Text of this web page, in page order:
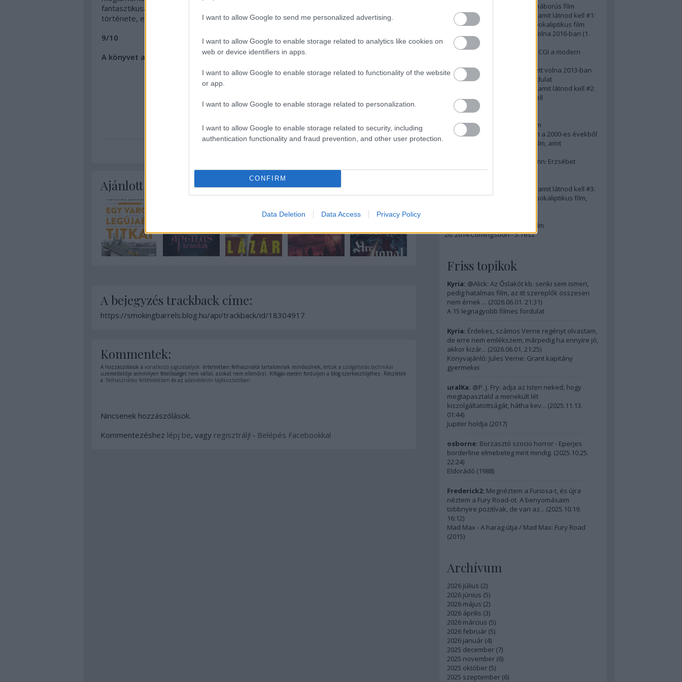
I want to allow Google to send me personalized advertising.
I want to allow Google to enable storage related to analytics like cookies on
web or device identifiers in apps.
I want to allow Google to enable storage related to functionality of the website
or app.
I want to allow Google to enable storage related to personalization.
I want to allow Google to enable storage related to security, including
authentication functionality and fraud prevention, and other user protection.
CONFIRM
Data Deletion Data Access Privacy Policy
fantasztikusan szép kivitelű kiadványt, de mindenkinek, akit érdekel Budapest
története, ez egy jó könyv, érdemes rászánni az időt, sokat gazdagodhatunk általa.
9/10
A könyvet a 21. század kiadó jóvoltából volt lehetőségem elolvasni.
Könyvajánló Kordos Szabolcs
Egy város újabb titkai
Ajánlott bejegyzések:
A bejegyzés trackback címe:
https://smokingbarrels.blog.hu/api/trackback/id/18304917
Kommentek:
A hozzászólások a vonatkozó jogszabályok értelmében felhasználói tartalomnak minősülnek, értük a szolgáltatás technikai
üzemeltetője semmilyen felelősséget nem vállal, azokat nem ellenőrzi. Kifogás esetén forduljon a blog szerkesztőjéhez. Részletek
a Felhasználási feltételekben és az adatvédelmi tájékoztatóban.
Nincsenek hozzászólások.
Kommentezéshez lépj be, vagy regisztrálj! ‐ Belépés Facebookkal
A 10 legjobb második világháborús film
50 posztapokaliptikus film, amit látnod kell #1:
A 10 legkreatívabb posztapokaliptikus film
20 film, amit látnod kellett volna 2016-ban (1.
rész)
Ezért néz ki borzasztóan a CGI a modern
15(+1) film, amit látnod kellett volna 2013-ban
A 15 legnagyobb filmes fordulat
50 posztapokaliptikus film, amit látnod kell #2:
10 zombifilm, amit látnod kell
A 10 legjobb gengszterfilm
A 10 legjobb Brad Pitt-film
A 10 legjobb Mel Gibson-film
Az igazi 10 legjobb akciófilm a 2000-es évekből
10 iszonyatos magyar filmcím, amit
Könyvkritika: Brigitte Hamann: Erzsébet
királyné (2019)
50 posztapokaliptikus film, amit látnod kell #3:
10 (nem is annyira) posztapokaliptikus film,
A 10 legjobb Matt Damon-film
2014 ComingSoon - 5. rész
Friss topikok
Kyria: @Alick: Az Őslakót kb. senki sem ismeri,
pedig hatalmas film, az itt szereplők összesen
nem érnek ... (2026.06.01. 21:31)
A 15 legnagyobb filmes fordulat
Kyria: Érdekes, számos Verne regényt olvastam,
de erre nem emlékszem, márpedig ha ennyire jó,
akkor kizár... (2026.06.01. 21:25)
Könyvajánló: Jules Verne: Grant kapitány
gyermekei
uralKa: @P. J. Fry: adja az Isten neked, hogy
megtapasztald a menekült lét
kiszolgáltatottságát, hátha kev... (2025.11.13.
01:44)
Jupiter holdja (2017)
osborne: Borzasztó szocio horror - Eperjes
borderline elmebeteg mint mindig. (2025.10.25.
22:24)
Eldorádó (1988)
Frederick2: Megnéztem a Furiosa-t, és újra
néztem a Fury Road-ot. A benyomásaim
többnyire pozitívak, de van az... (2025.10.19.
16:12)
Mad Max - A harag útja / Mad Max: Fury Road
(2015)
Archívum
2026 július (2)
2026 június (5)
2026 május (2)
2026 április (3)
2026 március (5)
2026 február (5)
2026 január (4)
2025 december (7)
2025 november (6)
2025 október (5)
2025 szeptember (6)